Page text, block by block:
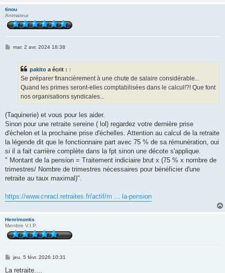
tinou
Animateur
Mmar. 2 avr. 2024 18:38
pakito a écrit : ↑
Se préparer financièrement à une chute de salaire considérable...
Quand les primes seront-elles comptabilisées dans le calcul!?! Que font
nos organisations syndicales...
(Taquinerie) et vous pour les aider.
Sinon pour une retraite sereine ( lol) regardez votre dernière prise
d'échelon et la prochaine prise d'échelles. Attention au calcul de la retraite
la légende dit que le fonctionnaire part avec 75 % de sa rémunération, oui
si il a fait carrière complète dans la fpt sinon une décote s'applique.
" Montant de la pension = Traitement indiciaire brut x (75 % x nombre de
trimestres/ Nombre de trimestres nécessaires pour bénéficier d'une
retraite au taux maximal)".
https://www.cnracl.retraites.fr/actif/m ... la-pension
Henrimontis
Membre V.I.P.
M
s
jeu. 5 févr. 2026 10:31
La retraite....